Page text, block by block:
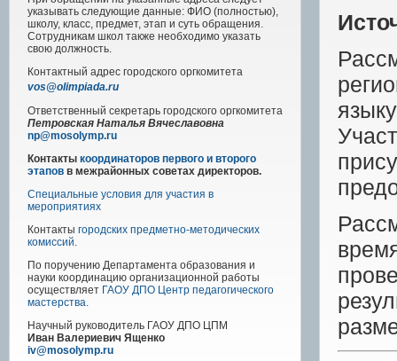
указывать следующие данные: ФИО (полностью),
школу, класс, предмет, этап и суть обращения.
Сотрудникам школ также необходимо указать
свою должность.
Контактный адрес городского оргкомитета
vos@olimpiada.ru
Ответственный секретарь городского оргкомитета
Петровская Наталья Вячеславовна
np@mosolymp.ru
Контакты координаторов первого и второго
этапов в межрайонных советах директоров.
Специальные условия для участия в
мероприятиях
Контакты городских предметно-методических
комиссий.
По поручению Департамента образования и
науки координацию организационной работы
осуществляет ГАОУ ДПО Центр педагогического
мастерства.
Научный руководитель ГАОУ ДПО ЦПМ
Иван Валериевич Ященко
iv@mosolymp.ru